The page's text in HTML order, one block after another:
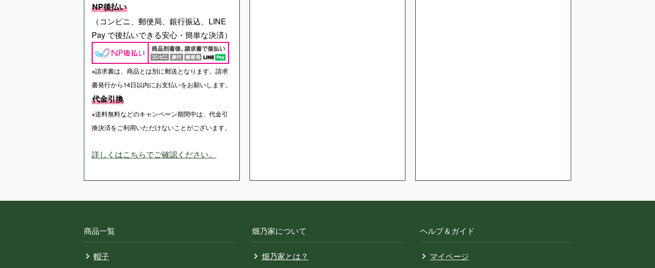
NP後払い
（コンビニ、郵便局、銀行振込、LINE
Pay で後払いできる安心・簡単な決済）
※請求書は、商品とは別に郵送となります。請求
書発行から14日以内にお支払いをお願いします。
代金引換
※送料無料などのキャンペーン期間中は、代金引
換決済をご利用いただけないことがございます。
詳しくはこちらでご確認ください。
商品一覧
帽子
畑乃家について
畑乃家とは？
ヘルプ＆ガイド
マイページ